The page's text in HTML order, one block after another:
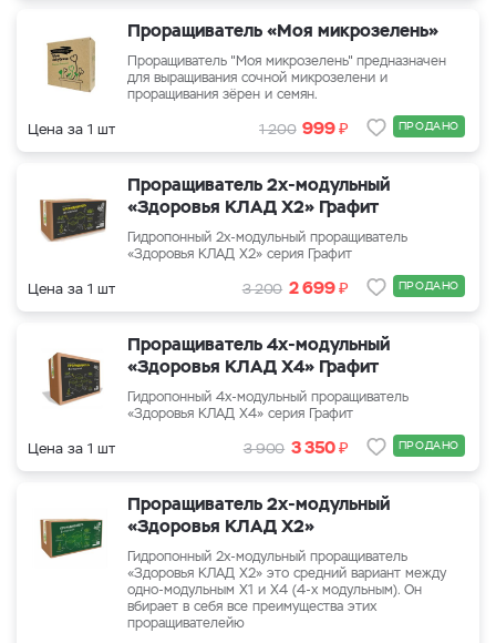
Проращиватель «Моя микрозелень»
Проращиватель "Моя микрозелень" предназначен
для выращивания сочной микрозелени и
проращивания зёрен и семян.
Цена за 1 шт 1 200 999₽ ПРОДАНО
Проращиватель 2х-модульный
«Здоровья КЛАД Х2» Графит
Гидропонный 2х-модульный проращиватель
«Здоровья КЛАД Х2» серия Графит
Цена за 1 шт 3 200 2 699₽ ПРОДАНО
Проращиватель 4х-модульный
«Здоровья КЛАД Х4» Графит
Гидропонный 4х-модульный проращиватель
«Здоровья КЛАД Х4» серия Графит
Цена за 1 шт 3 900 3 350₽ ПРОДАНО
Проращиватель 2х-модульный
«Здоровья КЛАД Х2»
Гидропонный 2х-модульный проращиватель
«Здоровья КЛАД Х2» это средний вариант между
одно-модульным Х1 и Х4 (4-х модульным). Он
вбирает в себя все преимущества этих
проращивателейю